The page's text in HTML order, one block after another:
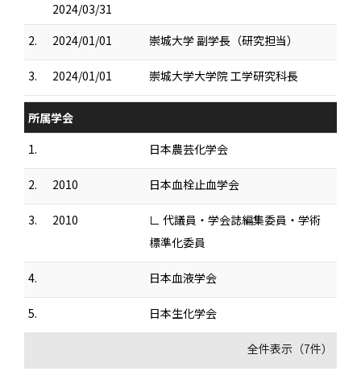
2024/03/31
2. 2024/01/01 崇城大学 副学長（研究担当）
3. 2024/01/01 崇城大学大学院 工学研究科長
所属学会
1.
日本農芸化学会
2. 2010 日本血栓止血学会
3. 2010
∟ 代議員・学会誌編集委員・学術
標準化委員
4. 日本血液学会
5. 日本生化学会
全件表示（7件）